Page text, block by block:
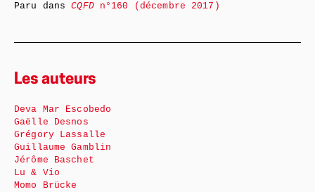
Paru dansCQFDn°160 (décembre 2017)
Les auteurs
Deva Mar Escobedo
Gaëlle Desnos
Grégory Lassalle
Guillaume Gamblin
Jérôme Baschet
Lu & Vio
Momo Brücke